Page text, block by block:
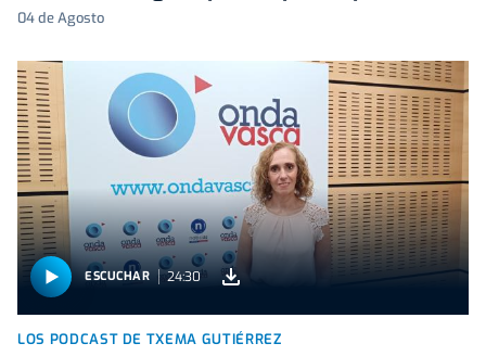
04 de Agosto
ESCUCHAR 24:30
LOS PODCAST DE TXEMA GUTIÉRREZ